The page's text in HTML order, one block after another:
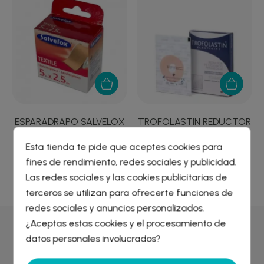
ESPARADRAPO SALVELOX
1,11 €
TROFOLASTIN REDUCTOR
78,49 €
Por qué comprar enFarmacia Liceo
Crear lista de deseos
Nombre de la lista de deseos
Iniciar sesión
Debe iniciar sesión para guardar productos en su lista de
deseos.
Esta tienda te pide que aceptes cookies para
fines de rendimiento, redes sociales y publicidad.
Las redes sociales y las cookies publicitarias de
terceros se utilizan para ofrecerte funciones de
redes sociales y anuncios personalizados.
¿Aceptas estas cookies y el procesamiento de
datos personales involucrados?